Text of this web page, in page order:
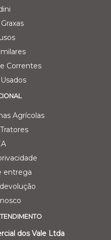
Correntes
Agrícolas
entrega
dos Vale Ltda